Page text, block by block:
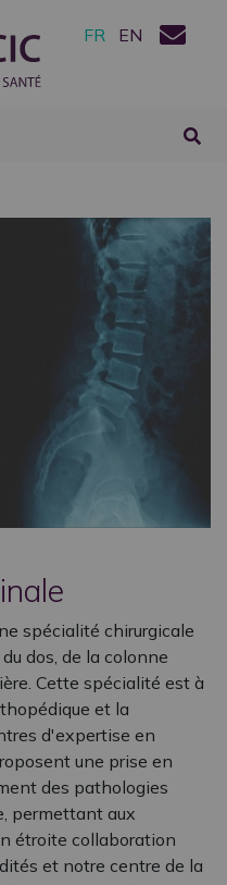
FR EN
spécialité chirurgicale
dos, de la colonne
Cette spécialité est à
et la
d'expertise en
une prise en
des pathologies
permettant aux
étroite collaboration
et notre centre de la